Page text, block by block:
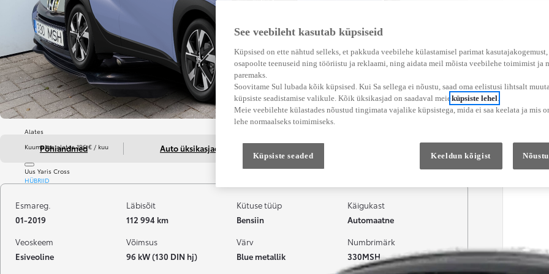
Alates
Kuumakse alates 196 € / kuu
Uus Yaris Cross
HÜBRIID
Põhiandmed Auto üksikasjad
Esmareg.
01-2019
Läbisõit
112 994 km
Kütuse tüüp
Bensiin
Käigukast
Automaatne
Veoskeem
Esiveoline
Võimsus
96 kW (130 DIN hj)
Värv
Blue metallik
Numbrimärk
330MSH
See veebileht kasutab küpsiseid
Küpsised on ette nähtud selleks, et pakkuda veebilehe külastamisel parimat
osapoolte teenuseid ning tööriistu ja reklaami, ning aidata meil mõista veebilehe toimimist ja
paremaks.
Soovitame Sul lubada kõik küpsised. Kui Sa sellega ei nõustu, saad oma eelistusi lihtsalt
küpsiste seadistamise valikule. Kõik üksikasjad on saadaval meieküpsiste lehel.
Meie veebilehte külastades nõustud tingimata vajalike küpsistega, mida ei saa keelata ja mis
lehe normaalseks toimimiseks.
Küpsiste seaded Keeldun kõigist